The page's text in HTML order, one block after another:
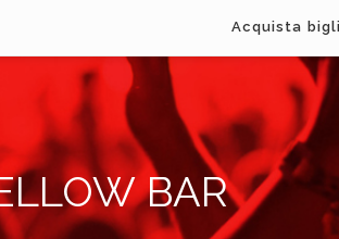
Acquista
BAR